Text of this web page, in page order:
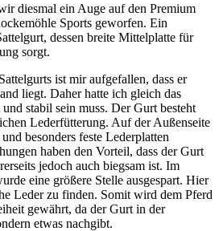
diesmal ein Auge auf den Premium
Sports geworfen. Ein
dessen breite Mittelplatte für
sorgt.
ist mir aufgefallen, dass er
liegt. Daher hatte ich gleich das
stabil sein muss. Der Gurt besteht
Lederfütterung. Auf der Außenseite
besonders feste Lederplatten
haben den Vorteil, dass der Gurt
jedoch auch biegsam ist. Im
eine größere Stelle ausgespart. Hier
Leder zu finden. Somit wird dem Pferd
gewährt, da der Gurt in der
etwas nachgibt.